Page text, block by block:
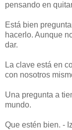
pensando en
Está bien
hacerlo. Aunque
dar.
La clave está en
con nosotros
Una pregunta a
mundo.
Que estén bien. -